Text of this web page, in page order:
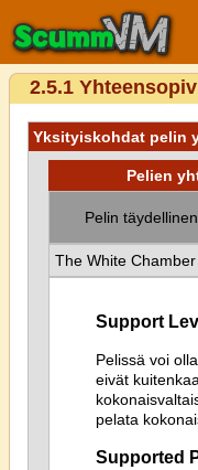
2.5.1
Yksityiskohdat pelin
Pelien
Pelin
The White Chamber
Support
Pelissä voi
eivät
pelata
Supported